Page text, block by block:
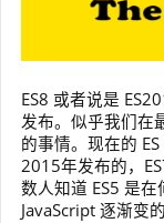
ES8 或者说是
发布。似乎我们在
的事情。现在的
2015年发布的，
数人知道 ES5 是
JavaScript 逐渐变